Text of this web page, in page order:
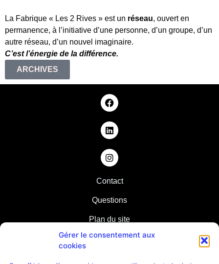
Gérer le consentement aux
cookies
La Fabrique « Les 2 Rives » est un réseau, ouvert en
permanence, à l’initiative d’une personne, d’un groupe, d’un
autre réseau, d’un nouvel imaginaire.
C’est l’énergie de la différence.
ARCHIVES
Contact
Questions
Plan du site
Partenaires